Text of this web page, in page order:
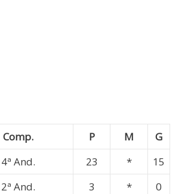
Comp. P M
G
4ª And. 23 *
15
2ª And. 3 *
0